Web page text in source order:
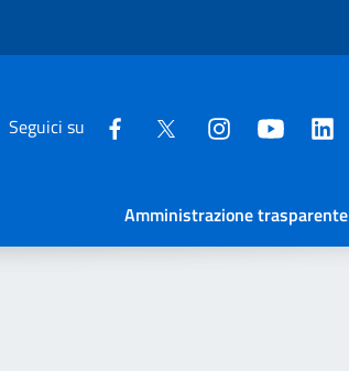
Seguici su
Amministrazione trasparente